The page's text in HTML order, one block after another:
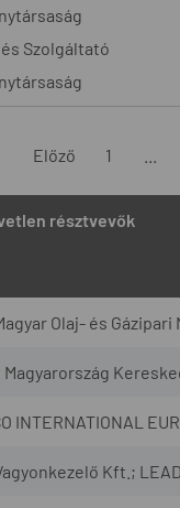
Szolgáltató
Előző 1
résztvevők
Olaj- és
Magyarország
INTERNATIONAL
Kft.;